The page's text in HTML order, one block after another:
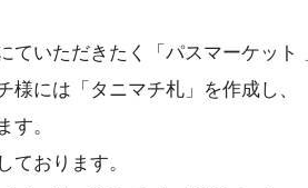
ていただきたく「パスマーケット
様には「タニマチ札」を作成し、
す。
ております。